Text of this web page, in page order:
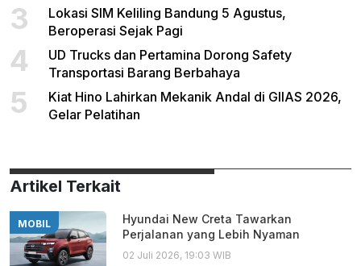
3
Lokasi SIM Keliling Bandung 5 Agustus,
Beroperasi Sejak Pagi
4
UD Trucks dan Pertamina Dorong Safety
Transportasi Barang Berbahaya
5
Kiat Hino Lahirkan Mekanik Andal di GIIAS 2026,
Gelar Pelatihan
Artikel Terkait
MOBIL
Hyundai New Creta Tawarkan
Perjalanan yang Lebih Nyaman
02 Juli 2026, 19:03 WIB